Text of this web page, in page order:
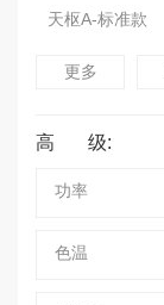
天枢A-标准款
更多
高 级:
功率
色温